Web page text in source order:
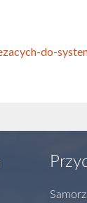
do-